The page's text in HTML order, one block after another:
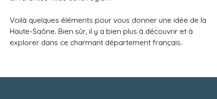
Voilà quelques éléments pour vous donner une idée de la
Haute-Saône. Bien sûr, il y a bien plus à découvrir et à
explorer dans ce charmant département français.